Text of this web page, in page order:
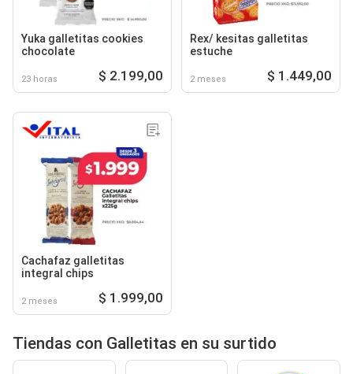
Yuka galletitas cookies
chocolate
23 horas $ 2.199,00
Rex/ kesitas galletitas
estuche
2 meses $ 1.449,00
Cachafaz galletitas
integral chips
2 meses $ 1.999,00
Tiendas con Galletitas en su surtido